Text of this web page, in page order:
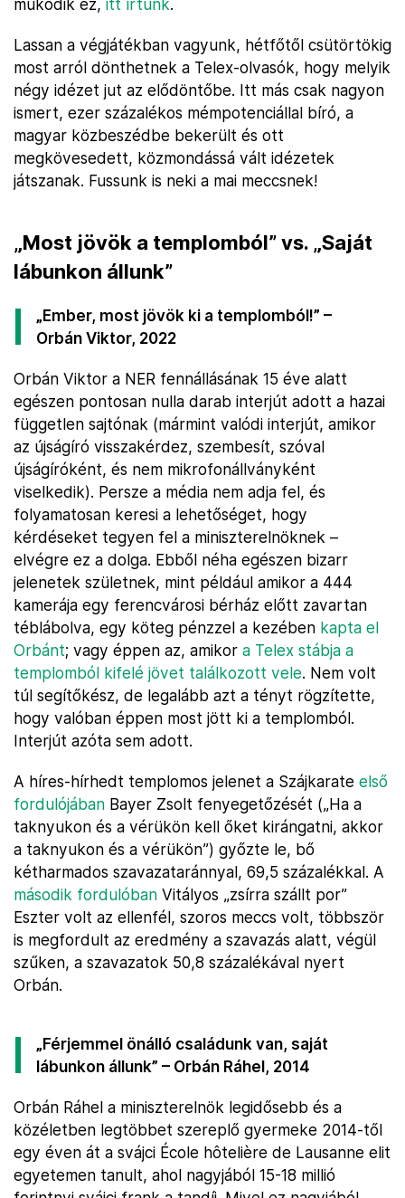
működik ez, itt írtunk.
Lassan a végjátékban vagyunk, hétfőtől csütörtökig
most arról dönthetnek a Telex-olvasók, hogy melyik
négy idézet jut az elődöntőbe. Itt más csak nagyon
ismert, ezer százalékos mémpotenciállal bíró, a
magyar közbeszédbe bekerült és ott
megkövesedett, közmondássá vált idézetek
játszanak. Fussunk is neki a mai meccsnek!
„Most jövök a templomból” vs. „Saját
lábunkon állunk”
„Ember, most jövök ki a templomból!” –
Orbán Viktor, 2022
Orbán Viktor a NER fennállásának 15 éve alatt
egészen pontosan nulla darab interjút adott a hazai
független sajtónak (mármint valódi interjút, amikor
az újságíró visszakérdez, szembesít, szóval
újságíróként, és nem mikrofonállványként
viselkedik). Persze a média nem adja fel, és
folyamatosan keresi a lehetőséget, hogy
kérdéseket tegyen fel a miniszterelnöknek –
elvégre ez a dolga. Ebből néha egészen bizarr
jelenetek születnek, mint például amikor a 444
kamerája egy ferencvárosi bérház előtt zavartan
téblábolva, egy köteg pénzzel a kezében kapta el
Orbánt; vagy éppen az, amikor a Telex stábja a
templomból kifelé jövet találkozott vele. Nem volt
túl segítőkész, de legalább azt a tényt rögzítette,
hogy valóban éppen most jött ki a templomból.
Interjút azóta sem adott.
A híres-hírhedt templomos jelenet a Szájkarate első
fordulójában Bayer Zsolt fenyegetőzését („Ha a
taknyukon és a vérükön kell őket kirángatni, akkor
a taknyukon és a vérükön”) győzte le, bő
kétharmados szavazataránnyal, 69,5 százalékkal. A
második fordulóban Vitályos „zsírra szállt por”
Eszter volt az ellenfél, szoros meccs volt, többször
is megfordult az eredmény a szavazás alatt, végül
szűken, a szavazatok 50,8 százalékával nyert
Orbán.
„Férjemmel önálló családunk van, saját
lábunkon állunk” – Orbán Ráhel, 2014
Orbán Ráhel a miniszterelnök legidősebb és a
közéletben legtöbbet szereplő gyermeke 2014-től
egy éven át a svájci École hôtelière de Lausanne elit
egyetemen tanult, ahol nagyjából 15-18 millió